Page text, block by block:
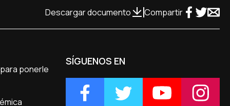
Descargar documento Compartir
ponerle
SÍGUENOS EN